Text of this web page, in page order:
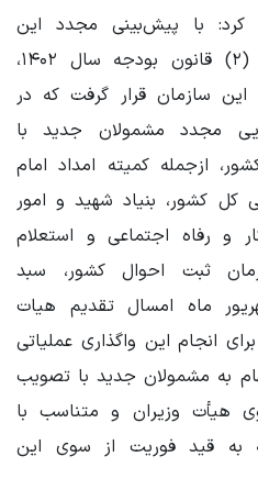
کرد: با پیش‌بینی مجدد این
واگذاری در بند «ن» تبصره (۲) قانون بودجه سال ۱۴۰۲،
این سازمان قرار گرفت که در
مجدد مشمولان جدید با
ازجمله کمیته امداد امام
کل کشور، بنیاد شهید و امور
و رفاه اجتماعی و استعلام
ثبت احوال کشور، سبد
ماه امسال تقدیم هیات
انجام این واگذاری عملیاتی
به مشمولان جدید با تصویب
هیأت وزیران و متناسب با
قید فوریت از سوی این